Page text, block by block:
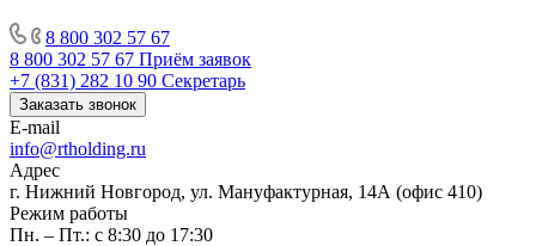
8 800 302 57 67
8 800 302 57 67 Приём заявок
+7 (831) 282 10 90 Секретарь
Заказать звонок
E-mail
info@rtholding.ru
Адрес
г. Нижний Новгород, ул. Мануфактурная, 14А (офис 410)
Режим работы
Пн. – Пт.: с 8:30 до 17:30